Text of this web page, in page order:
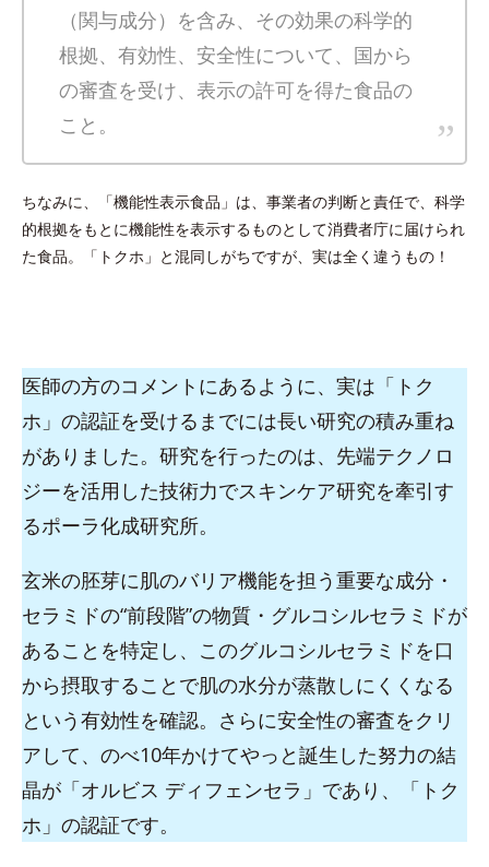
（関与成分）を含み、その効果の科学的
根拠、有効性、安全性について、国から
の審査を受け、表示の許可を得た食品の
こと。
ちなみに、「機能性表示食品」は、事業者の判断と責任で、科学
的根拠をもとに機能性を表示するものとして消費者庁に届けられ
た食品。「トクホ」と混同しがちですが、実は全く違うもの！
医師の方のコメントにあるように、実は「トク
ホ」の認証を受けるまでには長い研究の積み重ね
がありました。研究を行ったのは、先端テクノロ
ジーを活用した技術力でスキンケア研究を牽引す
るポーラ化成研究所。
玄米の胚芽に肌のバリア機能を担う重要な成分・
セラミドの“前段階”の物質・グルコシルセラミドが
あることを特定し、このグルコシルセラミドを口
から摂取することで肌の水分が蒸散しにくくなる
という有効性を確認。さらに安全性の審査をクリ
アして、のべ10年かけてやっと誕生した努力の結
晶が「オルビス ディフェンセラ」であり、「トク
ホ」の認証です。